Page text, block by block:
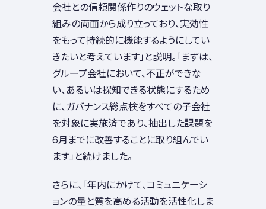
会社との信頼関係作りのウェットな取り
組みの両面から成り立っており、実効性
をもって持続的に機能するようにしてい
きたいと考えています」と説明。「まずは、
グループ会社において、不正ができな
い、あるいは探知できる状態にするため
に、ガバナンス総点検をすべての子会社
を対象に実施済であり、抽出した課題を
6月までに改善することに取り組んでい
ます」と続けました。
さらに、「年内にかけて、コミュニケーシ
ョンの量と質を高める活動を活性化しま